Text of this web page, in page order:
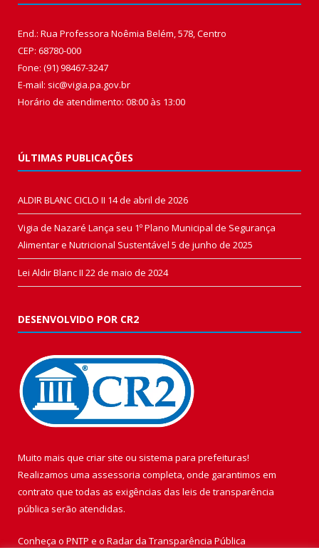
End.: Rua Professora Noêmia Belém, 578, Centro
CEP: 68780-000
Fone: (91) 98467-3247
E-mail: sic@vigia.pa.gov.br
Horário de atendimento: 08:00 às 13:00
ÚLTIMAS PUBLICAÇÕES
ALDIR BLANC CICLO II 14 de abril de 2026
Vigia de Nazaré Lança seu 1º Plano Municipal de Segurança
Alimentar e Nutricional Sustentável 5 de junho de 2025
Lei Aldir Blanc II 22 de maio de 2024
DESENVOLVIDO POR CR2
Muito mais que criar site ou sistema para prefeituras!
Realizamos uma assessoria completa, onde garantimos em
contrato que todas as exigências das leis de transparência
pública serão atendidas.
Conheça o PNTP e o Radar da Transparência Pública